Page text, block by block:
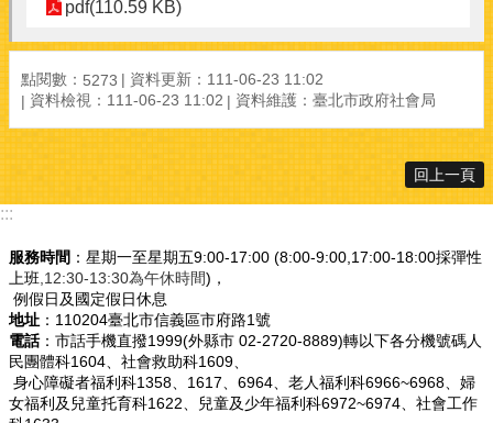
pdf(110.59 KB)
點閱數： 5273
資料更新：111-06-23 11:02
資料檢視：111-06-23 11:02
資料維護：臺北市政府社會局
回上一頁
:::
服務時間 ：星期一至星期五9:00-17:00 (8:00-9:00,17:00-18:00採彈性
上班 ,12:30-13:30為午休時間)，
例假日及國定假日休息
地址 ：110204臺北市信義區市府路1號
電話：市話手機直撥1999(外縣市 02-2720-8889)轉以下各分機號碼人
民團體科1604、社會救助科1609、
身心障礙者福利科1358、1617、6964、老人福利科6966~6968、婦
女福利及兒童托育科1622、兒童及少年福利科6972~6974、社會工作